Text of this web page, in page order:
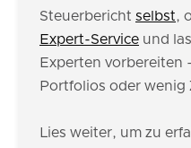
Steuerbericht selbst,
Expert-Service und
Experten vorbereiten
Portfolios oder wenig
Lies weiter, um zu